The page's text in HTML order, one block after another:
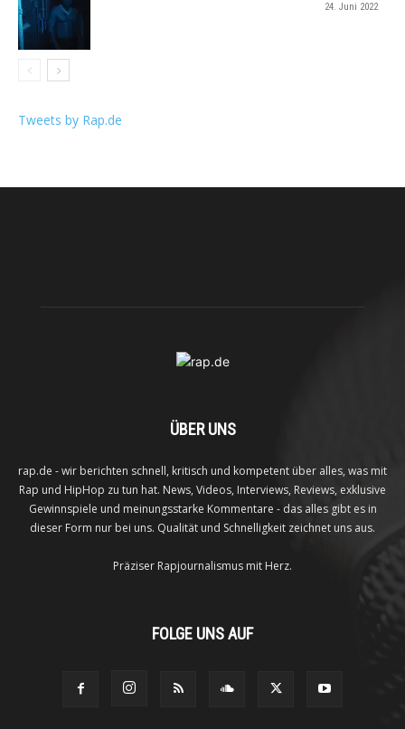
24. Juni 2022
Tweets by Rap.de
ÜBER UNS
rap.de - wir berichten schnell, kritisch und kompetent über alles, was mit
Rap und HipHop zu tun hat. News, Videos, Interviews, Reviews, exklusive
Gewinnspiele und meinungsstarke Kommentare - das alles gibt es in
dieser Form nur bei uns. Qualität und Schnelligkeit zeichnet uns aus.
Präziser Rapjournalismus mit Herz.
FOLGE UNS AUF